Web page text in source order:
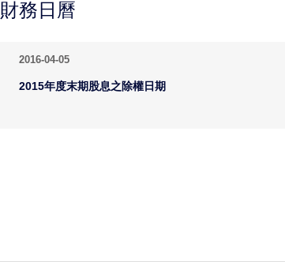
財務日曆
2016-04-05
2015年度末期股息之除權日期